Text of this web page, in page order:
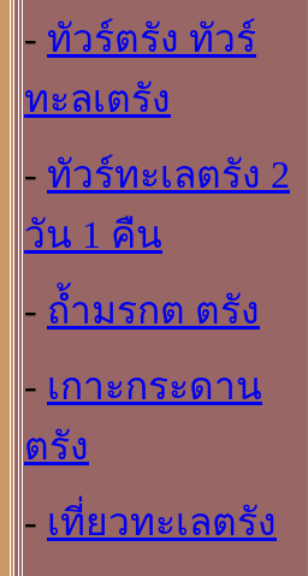
- ทัวร์ตรัง ทัวร์
ทะลเตรัง
- ทัวร์ทะเลตรัง 2
วัน 1 คืน
- ถ้ำมรกต ตรัง
- เกาะกระดาน
ตรัง
- เที่ยวทะเลตรัง